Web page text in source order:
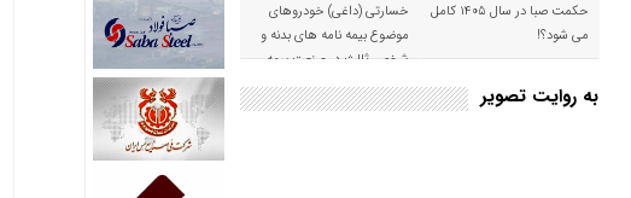
حکمت صبا در سال ۱۴۰۵ کامل
می شود؟!
خسارتی (داغی) خودروهای
موضوع بیمه نامه های بدنه و
شخص ثالث در صنعت بیمه
به روایت تصویر